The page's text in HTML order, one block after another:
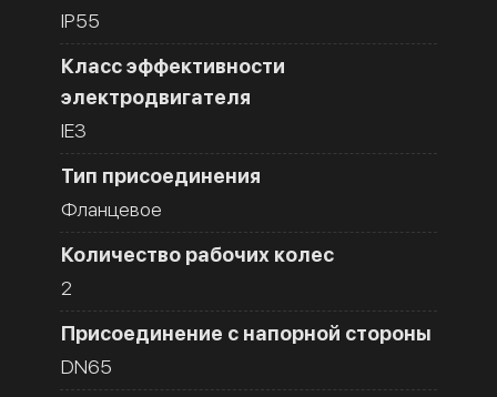
IP55
Класс эффективности
электродвигателя
IE3
Тип присоединения
Фланцевое
Количество рабочих колес
2
Присоединение с напорной стороны
DN65